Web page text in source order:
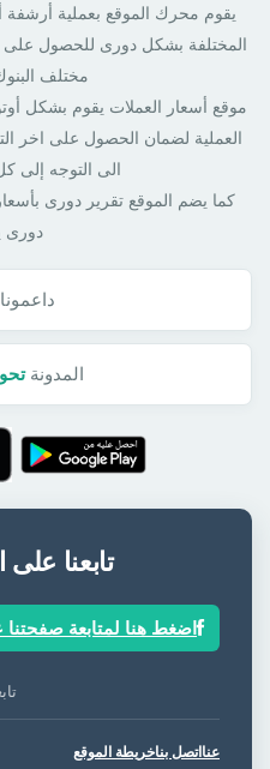
يقوم محرك الموقع بعملية أرشفة
المختلفة بشكل دورى للحصول على
مختلف
موقع أسعار العملات يقوم بشكل
العملية لضمان الحصول على اخر
الى التوجه إلى
كما يضم الموقع تقرير دورى
دورى
داعمونا
المدونة
تابعنا
اضغط هنا لمتابعة
عنا اتصل بناخريطة الموقع